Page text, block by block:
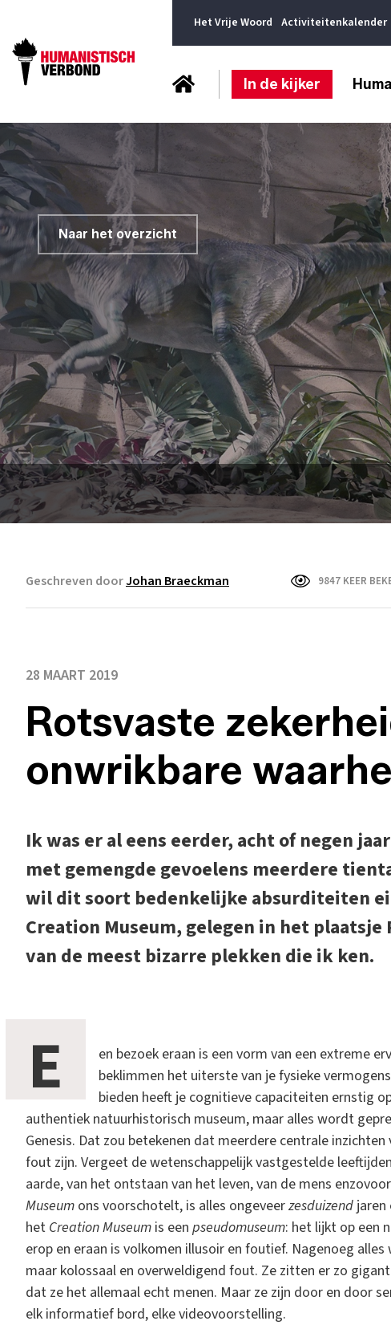
Het Vrije Woord Activiteitenkalender
In de kijker
Naar het overzicht
Geschreven doorJohan Braeckman 9847 KEER
28 MAART 2019
Rotsvaste
onwrikbare
Ik was er al eens eerder, acht of negen
met gemengde gevoelens meerdere
wil dit soort bedenkelijke absurditeiten
Creation Museum, gelegen in het
van de meest bizarre plekken die ik ken.
E
en bezoek eraan is een vorm van een extreme
beklimmen het uiterste van je fysieke
bieden heeft je cognitieve capaciteiten ernstig
authentiek natuurhistorisch museum, maar alles wordt
Genesis. Dat zou betekenen dat meerdere centrale
fout zijn. Vergeet de wetenschappelijk vastgestelde
aarde, van het ontstaan van het leven, van de mens
Museum ons voorschotelt, is alles ongeveerzesduizend jaren
het Creation Museum is een pseudomuseum: het lijkt op een
erop en eraan is volkomen illusoir en foutief. Nagenoeg
maar kolossaal en overweldigend fout. Ze zitten er zo
dat ze het allemaal echt menen. Maar ze zijn door en door
elk informatief bord, elke videovoorstelling.